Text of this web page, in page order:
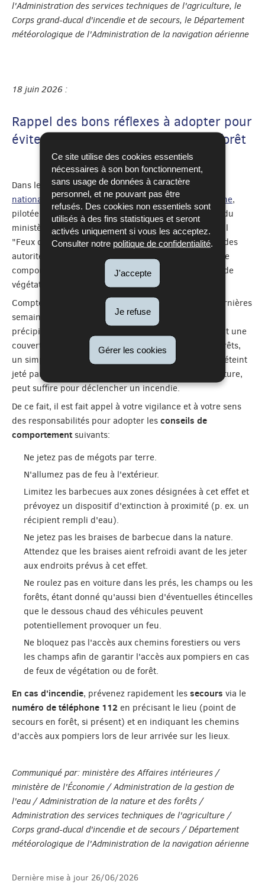
Ce site utilise des cookies essentiels
nécessaires à son bon fonctionnement,
sans usage de données à caractère
personnel, et ne pouvant pas être
refusés. Des cookies non essentiels sont
utilisés à des fins statistiques et seront
activés uniquement si vous les acceptez.
Consulter notre politique de confidentialité.
J'accepte
Je refuse
Gérer les cookies
l'Administration des services techniques de l'agriculture, le
Corps grand-ducal d'incendie et de secours, le Département
météorologique de l'Administration de la navigation aérienne
18 juin 2026 :
Rappel des bons réflexes à adopter pour
éviter les feux de végétation et de forêt
Dans le cadre de la mise en place de laplateforme
nationale pour la réduction des risques de catastrophe,
pilotée par la Direction générale de la sécurité civile du
ministère des Affaires intérieures, le groupe de travail
"Feux de végétation et de forêt", constitué d'experts des
autorités compétentes, tient à rappeler les conseils de
comportement à adopter pendant la saison des feux de
végétation et de forêt.
Compte tenu des conditions météorologiques des dernières
semaines, marquées par un manque persistant de
précipitations et des températures élevées impliquant une
couverture végétale desséchée des prairies et des forêts,
un simple geste d'inattention, comme un mégot mal éteint
jeté par terre ou une étincelle provoquée par une voiture,
peut suffire pour déclencher un incendie.
De ce fait, il est fait appel à votre vigilance et à votre sens
des responsabilités pour adopter les conseils de
comportement suivants:
Ne jetez pas de mégots par terre.
N'allumez pas de feu à l'extérieur.
Limitez les barbecues aux zones désignées à cet effet et
prévoyez un dispositif d'extinction à proximité (p. ex. un
récipient rempli d'eau).
Ne jetez pas les braises de barbecue dans la nature.
Attendez que les braises aient refroidi avant de les jeter
aux endroits prévus à cet effet.
Ne roulez pas en voiture dans les prés, les champs ou les
forêts, étant donné qu'aussi bien d'éventuelles étincelles
que le dessous chaud des véhicules peuvent
potentiellement provoquer un feu.
Ne bloquez pas l'accès aux chemins forestiers ou vers
les champs afin de garantir l'accès aux pompiers en cas
de feux de végétation ou de forêt.
En cas d'incendie, prévenez rapidement les secours via le
numéro de téléphone 112 en précisant le lieu (point de
secours en forêt, si présent) et en indiquant les chemins
d'accès aux pompiers lors de leur arrivée sur les lieux.
Communiqué par: ministère des Affaires intérieures /
ministère de l'Économie / Administration de la gestion de
l'eau / Administration de la nature et des forêts /
Administration des services techniques de l'agriculture /
Corps grand-ducal d'incendie et de secours / Département
météorologique de l'Administration de la navigation aérienne
Dernière mise à jour 26/06/2026